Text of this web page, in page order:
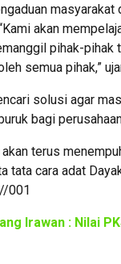
masyarakat
akan
pihak-pihak
semua pihak,”
solusi agar
bagi
terus
tata cara adat
//001
Irawan : Nilai